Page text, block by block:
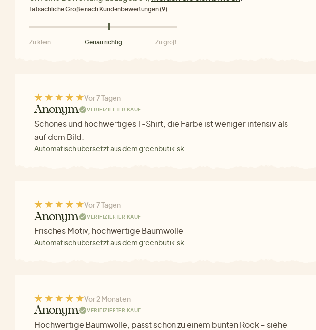
Tatsächliche Größe nach Kundenbewertungen (9):
Zu klein Genau richtig Zu groß
Vor 7 Tagen
Anonym VERIFIZIERTER KAUF
Schönes und hochwertiges T-Shirt, die Farbe ist weniger intensiv als
auf dem Bild.
Automatisch übersetzt aus dem greenbutik.sk
Vor 7 Tagen
Anonym VERIFIZIERTER KAUF
Frisches Motiv, hochwertige Baumwolle
Automatisch übersetzt aus dem greenbutik.sk
Vor 2 Monaten
Anonym VERIFIZIERTER KAUF
Hochwertige Baumwolle, passt schön zu einem bunten Rock – siehe